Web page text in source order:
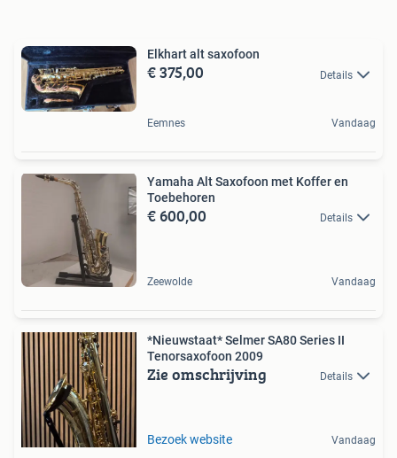
Elkhart alt saxofoon
€ 375,00 Details
Eemnes Vandaag
Yamaha Alt Saxofoon met Koffer en
Toebehoren
€ 600,00 Details
Zeewolde Vandaag
*Nieuwstaat* Selmer SA80 Series II
Tenorsaxofoon 2009
Zie omschrijving Details
Bezoek website Vandaag